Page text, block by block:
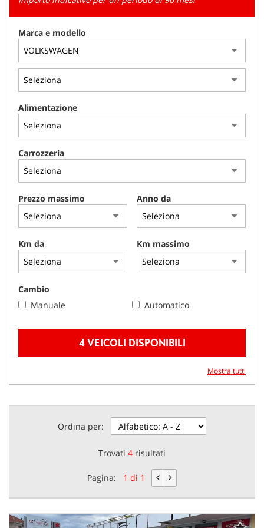
Marca e modello
Alimentazione
Carrozzeria
Prezzo massimo Anno da
Km da Km massimo
Cambio
Manuale
Automatico
4 VEICOLI DISPONIBILI
Mostra tutti
Ordina per:
Trovati 4 risultati
Pagina: 1 di 1
tracciamento
che
adottiamo
per
offrire
le
funzionalità
le
attività
descritte.
Per
ottenere
informazioni
sull'utilità
e
sul
funzionamento
questi
strumenti
di
tracciamento
cookie
e